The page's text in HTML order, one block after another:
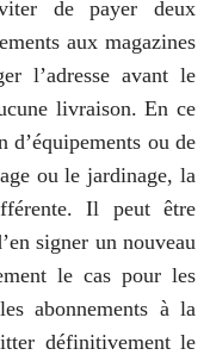
de payer deux
aux magazines
l’adresse avant le
livraison. En ce
d’équipements ou de
ou le jardinage, la
Il peut être
signer un nouveau
le cas pour les
abonnements à la
définitivement le